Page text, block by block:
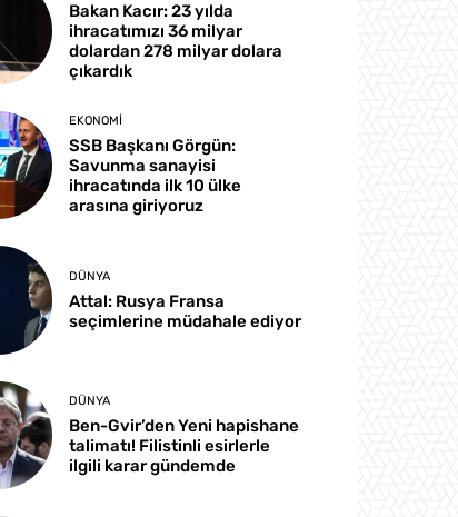
Bakan Kacır: 23 yılda
ihracatımızı 36 milyar
dolardan 278 milyar dolara
çıkardık
EKONOMI
SSB Başkanı Görgün:
Savunma sanayisi
ihracatında ilk 10 ülke
arasına giriyoruz
DÜNYA
Attal: Rusya Fransa
seçimlerine müdahale ediyor
DÜNYA
Ben-Gvir’den Yeni hapishane
talimatı! Filistinli esirlerle
ilgili karar gündemde